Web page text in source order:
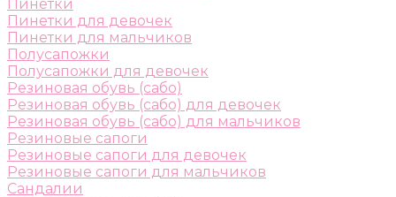
Пинетки
Пинетки для девочек
Пинетки для мальчиков
Полусапожки
Полусапожки для девочек
Резиновая обувь (сабо)
Резиновая обувь (сабо) для девочек
Резиновая обувь (сабо) для мальчиков
Резиновые сапоги
Резиновые сапоги для девочек
Резиновые сапоги для мальчиков
Сандалии